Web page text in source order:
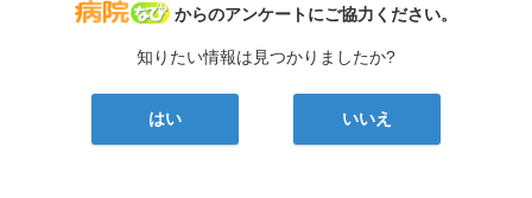
病院なび
からのアンケートにご協力ください。
知りたい情報は見つかりましたか?
はい いいえ